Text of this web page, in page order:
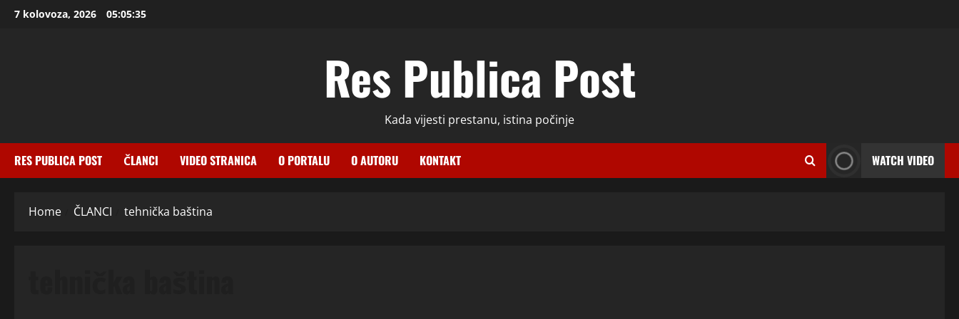
Skip7 kolovoza, 2026 05:05:35
Res Publica Post
Kada vijesti prestanu, istina počinje
RES PUBLICA POST ČLANCI VIDEO STRANICA O PORTALU O AUTORU KONTAKT WATCH VIDEO
Home ČLANCI tehnička baština